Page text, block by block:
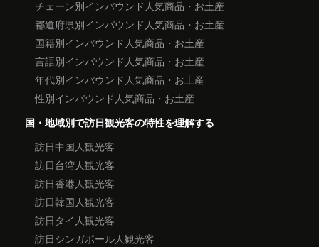
チェーン別インバウンド人気商品・お土産
都道府県別インバウンド人気商品・お土産
国籍別インバウンド人気商品・お土産
言語別インバウンド人気商品・お土産
年代別インバウンド人気商品・お土産
性別インバウンド人気商品・お土産
国・地域別で訪日観光客の特性を理解する
訪日中国人観光客
訪日台湾人観光客
訪日香港人観光客
訪日韓国人観光客
訪日タイ人観光客
訪日シンガポール人観光客